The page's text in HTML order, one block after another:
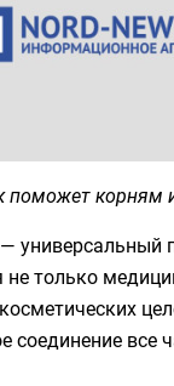
поможет корням
универсальный
не только
соединение все